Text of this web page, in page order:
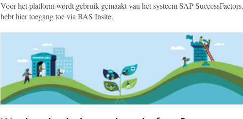
Voor het platform wordt gebruik gemaakt van het systeem SAP
hebt hier toegang toe via BAS Insite.